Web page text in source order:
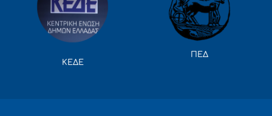
ΚΕΔΕ
ΠΕΔ